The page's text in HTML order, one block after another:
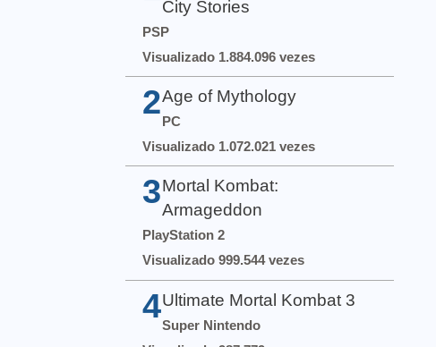
City Stories
PSP
Visualizado 1.884.096 vezes
2Age of Mythology
PC
Visualizado 1.072.021 vezes
3 Mortal Kombat:
Armageddon
PlayStation 2
Visualizado 999.544 vezes
4 Ultimate Mortal Kombat 3
Super Nintendo